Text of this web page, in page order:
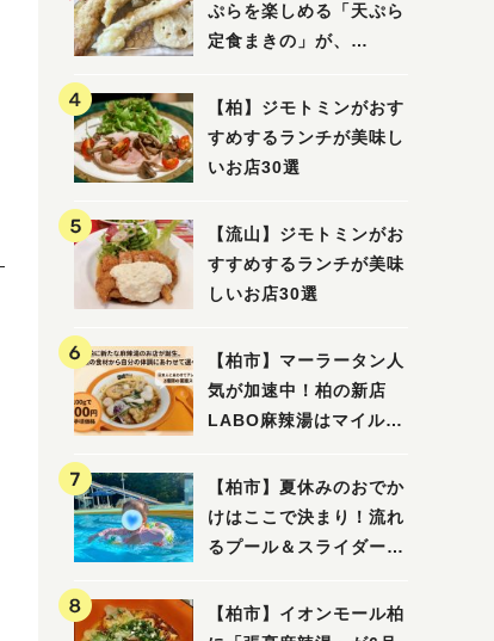
ぷらを楽しめる「天ぷら
定食まきの」が、
【柏】ジモトミンがおす
すめするランチが美味し
いお店30選
【流山】ジモトミンがお
すすめするランチが美味
しいお店30選
【柏市】マーラータン人
気が加速中！柏の新店
LABO麻辣湯はマイルド
【柏市】夏休みのおでか
けはここで決まり！流れ
るプール＆スライダーに
ル」を親子で満喫してき
ました！
【柏市】イオンモール柏